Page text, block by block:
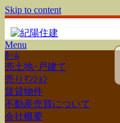
Skip to content
Menu
ﾎｰﾑ
売土地･戸建て
売りﾏﾝｼｮﾝ
賃貸物件
不動産売買について
会社概要